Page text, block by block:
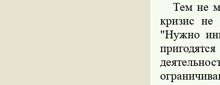
Тем не
кризис не
"Нужно